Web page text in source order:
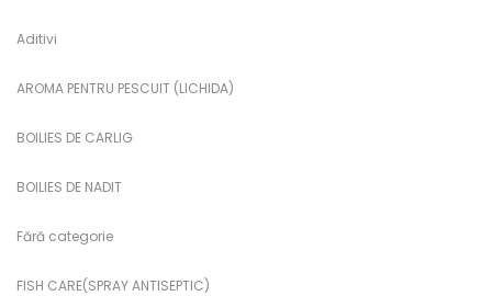
Aditivi
AROMA PENTRU PESCUIT (LICHIDA)
BOILIES DE CARLIG
BOILIES DE NADIT
Fără categorie
FISH CARE(SPRAY ANTISEPTIC)